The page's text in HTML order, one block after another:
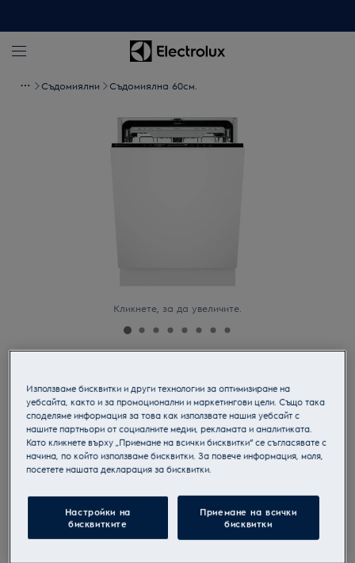
Съдомиялни Съдомиялна 60см.
Кликнете, за да увеличите.
Съдомиялна 60см.
Продуктов информационен лист
Инструкциите за безопасност и предупрежденията за
безопасност съгласно регламент на ЕС 2023/988 са
изброени в глава 1 и 2 на ръководството за потребителя.
Използваме бисквитки и други технологии за оптимизиране на
уебсайта, както и за промоционални и маркетингови цели. Също така
споделяме информация за това как използвате нашия уебсайт с
нашите партньори от социалните медии, рекламата и аналитиката.
Като кликнете върху „Приемане на всички бисквитки“ се съгласявате с
начина, по който използваме бисквитки. За повече информация, моля,
посетете нашата декларация за бисквитки.
Настройки на
бисквитките
Приемане на всички
бисквитки